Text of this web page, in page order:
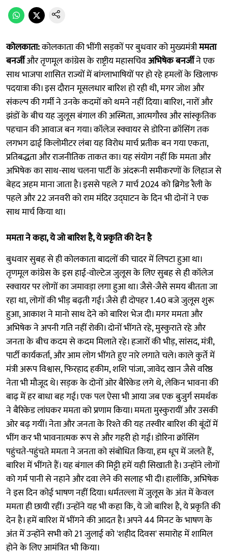
कोलकाता:कोलकाता की भींगी सड़कों पर बुधवार को मुख्यमंत्रीममता
बनर्जीऔर तृणमूल कांग्रेस के राष्ट्रीय महासचिवअभिषेक बनर्जीने एक
साथ भाजपा शासित राज्यों में बांग्लाभाषियों पर हो रहे हमलों के खिलाफ
पदयात्रा की। इस दौरान मूसलधार बारिश हो रही थी, मगर जोश और
संकल्प की गर्मी ने उनके कदमों को थमने नहीं दिया। बारिश, नारों और
झंडों के बीच यह जुलूस बंगाल की अस्मिता, आत्मगौरव और सांस्कृतिक
पहचान की आवाज बन गया। कॉलेज स्क्वायर से डोरिना क्रॉसिंग तक
लगभग ढाई किलोमीटर लंबा यह विरोध मार्च प्रतीक बन गया एकता,
प्रतिबद्धता और राजनीतिक ताकत का। यह संयोग नहीं कि ममता और
अभिषेक का साथ-साथ चलना पार्टी के अंदरूनी समीकरणों के लिहाज से
बेहद अहम माना जाता है। इससे पहले 7 मार्च 2024 को ब्रिगेड रैली के
पहले और 22 जनवरी को राम मंदिर उद्घाटन के दिन भी दोनों ने एक
साथ मार्च किया था।
ममता ने कहा, ये जो बारिश है, ये प्रकृति की देन है
बुधवार सुबह से ही कोलकाता बादलों की चादर में लिपटा हुआ था।
तृणमूल कांग्रेस के इस हाई-वोल्टेज जुलूस के लिए सुबह से ही कॉलेज
स्क्वायर पर लोगों का जमावड़ा लगा हुआ था। जैसे-जैसे समय बीतता जा
रहा था, लोगों की भीड़ बढ़ती गई। जैसे ही दोपहर 1.40 बजे जुलूस शुरू
हुआ, आकाश ने मानो साथ देने को बारिश भेज दी। मगर ममता और
अभिषेक ने अपनी गति नहीं रोकी। दोनों भींगते रहे, मुस्कुराते रहे और
जनता के बीच कदम से कदम मिलाते रहे। हजारों की भीड़, सांसद, मंत्री,
पार्टी कार्यकर्ता, और आम लोग भींगते हुए नारे लगाते चले। काले कुर्ते में
मंत्री अरूप विश्वास, फिरहाद हकीम, शशि पांजा, जावेद खान जैसे वरिष्ठ
नेता भी मौजूद थे। सड़क के दोनों ओर बैरिकेड लगे थे, लेकिन भावना की
बाढ़ में हर बाधा बह गई। एक पल ऐसा भी आया जब एक बुजुर्ग समर्थक
ने बैरिकेड लांघकर ममता को प्रणाम किया। ममता मुस्कुरायीं और उसकी
ओर बढ़ गयीं। नेता और जनता के रिश्ते की यह तस्वीर बारिश की बूंदों में
भींग कर भी भावनात्मक रूप से और गहरी हो गई। डोरिना क्रॉसिंग
पहुंचते-पहुंचते ममता ने जनता को संबोधित किया, हम धूप में जलते हैं,
बारिश में भींगते हैं। यह बंगाल की मिट्टी हमें यही सिखाती है। उन्होंने लोगों
को गर्म पानी से नहाने और दवा लेने की सलाह भी दी। हालाँकि, अभिषेक
ने इस दिन कोई भाषण नहीं दिया। धर्मतल्ला में जुलूस के अंत में केवल
ममता ही छायी रहीं। उन्होंने यह भी कहा कि, ये जो बारिश है, ये प्रकृति की
देन है। हमें बारिश में भींगने की आदत है। अपने 44 मिनट के भाषण के
अंत में उन्होंने सभी को 21 जुलाई को 'शहीद दिवस' समारोह में शामिल
होने के लिए आमंत्रित भी किया।